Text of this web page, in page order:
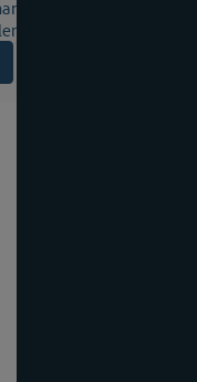
à l'intérieur d'un port